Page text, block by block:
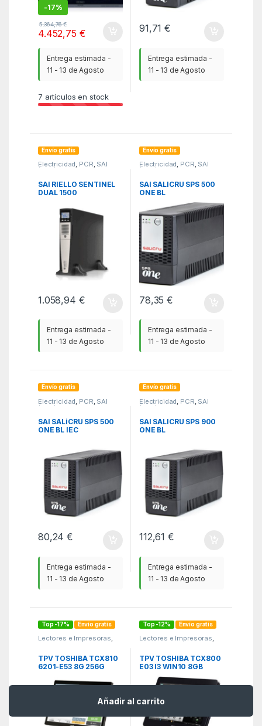
Añadir al carrito
-17%
5.364,76€
4.452,75 €
Entrega estimada -
11 - 13 de Agosto
7 artículos en stock
91,71€
Entrega estimada -
11 - 13 de Agosto
Envío gratis
Electricidad, PCR, SAI
(UPS)
SAI RIELLO SENTINEL
DUAL 1500
1.058,94 €
Entrega estimada -
11 - 13 de Agosto
Envío gratis
Electricidad, PCR, SAI
(UPS)
SAI SALICRU SPS 500
ONE BL
78,35€
Entrega estimada -
11 - 13 de Agosto
Envío gratis
Electricidad PCR SAI
(UPS)
SAI SALiCRU SPS 500
ONE BL IEC
80,24€
Entrega estimada -
11 - 13 de Agosto
Envío gratis
Electricidad PCR SAI
(UPS)
SAI SALICRU SPS 900
ONE BL
112,61€
Entrega estimada -
11 - 13 de Agosto
Top -17% Envío gratis
Lectores e Impresoras,
Monitores
TPV TOSHIBA TCX810
6201-E53 8G 256G
2019
Top -12% Envío gratis
Lectores e Impresoras,
Monitores
TPV TOSHIBA TCX800
E03 I3 WIN10 8GB
128GB + FC1026 VESA
75MM